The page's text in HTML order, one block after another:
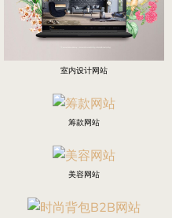
室内设计网站
筹款网站
美容网站